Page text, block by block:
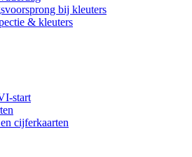
bij kleuters
& kleuters
start
cijferkaarten